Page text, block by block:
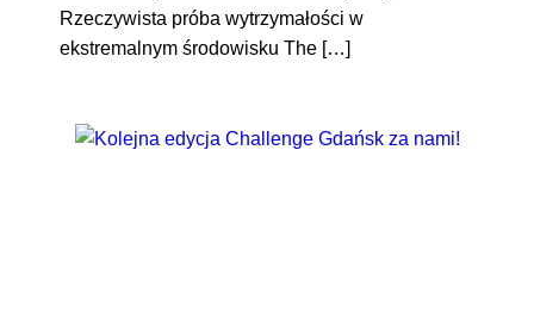
Rzeczywista próba wytrzymałości w
ekstremalnym środowisku The […]